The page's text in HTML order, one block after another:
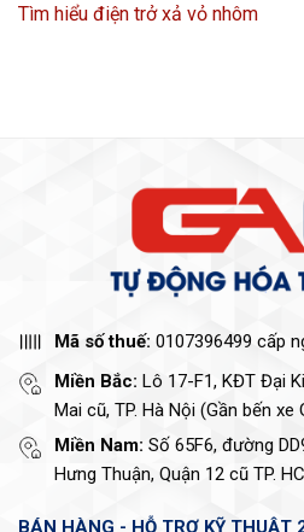
Tìm hiểu điện trở xả vỏ nhôm
Mã số thuế: 0107396499 cấp
Miền Bắc: Lô 17-F1, KĐT Đại
Mai cũ, TP. Hà Nội (Gần bến xe
Miền Nam: Số 65F6, đường
Hưng Thuận, Quận 12 cũ TP.